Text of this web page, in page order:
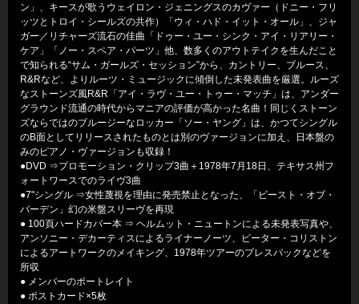
ン」、キースが歌うウェイロン・ジェニングスのカヴァー（ドニー・フリ
ッツとトロイ・シールズの共作）「ウィ・ハド・イット・オール」、ジャ
ガー／リチャーズ流石の佳曲「ドゥー・ユー・シンク・アイ・リアリー・
ケア」「ノー・スペア・パーツ」他、数多くのアウトテイクを生んだこと
で知られる“サム・ガールズ・セッション”から、カントリー、ブルース、
R&Rなど、よりルーツ・ミュージックに傾倒した未発表曲を厳選。ルーズ
なストーンズ風R&R「アイ・ラヴ・ユー・トゥー・マッチ」は、アンダー
グラウンド流通の時代からマニアの評価が高かった名曲！同じくストーン
ズならではのブルージーなロッカー「ソー・ヤング」は、かつてシングル
のB面としてリリースされたものとは別のヴァージョンに加え、日本盤の
みのピアノ・ヴァージョンも収録！
●DVD ⇒プロモーション・クリップ3曲＋1978年7月18日、テキサス州フ
ォートワースでのライヴ3曲
●7"シングル ⇒女性蔑視を理由に発売禁止となった、「ビースト・オブ・
バーデン」幻の米盤スリーヴを再現
● 100頁ハードカバー本 ⇒ ヘルムット・ニュートンによる未発表写真や、
アンソニー・デカーティスによるライナーノーツ、ピーター・コリストン
によるアートワークのメイキング、1978年ツアーのプレスパックなどを
所収
● メンバーのポートレイト
● ポストカード×5枚